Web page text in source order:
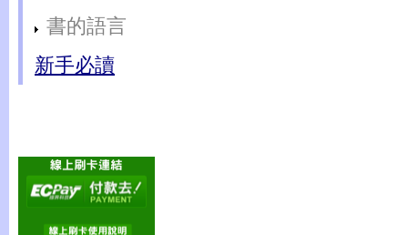
書的語言
新手必讀